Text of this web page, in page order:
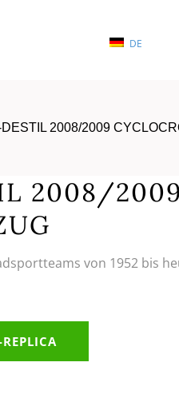
DE
2008/2009
2008/2009
von 1952 bis